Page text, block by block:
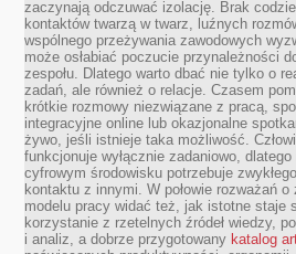
zaczynają odczuwać izolację. Brak
kontaktów twarzą w twarz, luźnych
wspólnego przeżywania zawodowych
może osłabiać poczucie przynależności
zespołu. Dlatego warto dbać nie tylko o
zadań, ale również o relacje. Czasem
krótkie rozmowy niezwiązane z pracą,
integracyjne online lub okazjonalne
żywo, jeśli istnieje taka możliwość.
funkcjonuje wyłącznie zadaniowo, dlatego
cyfrowym środowisku potrzebuje zwykłego
kontaktu z innymi. W połowie rozważań o
modelu pracy widać też, jak istotne staje
korzystanie z rzetelnych źródeł wiedzy,
i analiz, a dobrze przygotowany katalog